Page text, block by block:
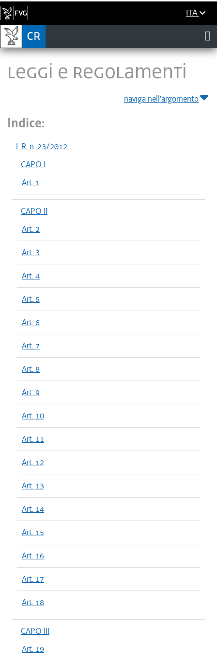
ITA
LEGGI E REGOLAMENTI
naviga nell'argomento
Indice:
L.R. n. 23/2012
CAPO I
Art. 1
CAPO II
Art. 2
Art. 3
Art. 4
Art. 5
Art. 6
Art. 7
Art. 8
Art. 9
Art. 10
Art. 11
Art. 12
Art. 13
Art. 14
Art. 15
Art. 16
Art. 17
Art. 18
CAPO III
Art. 19